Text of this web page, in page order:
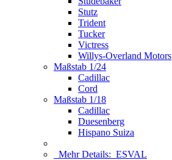
Stutz
Trident
Tucker
Victress
Willys-Overland Motors
Maßstab 1/24
Cadillac
Cord
Maßstab 1/18
Cadillac
Duesenberg
Hispano Suiza
Mehr Details: ESVAL